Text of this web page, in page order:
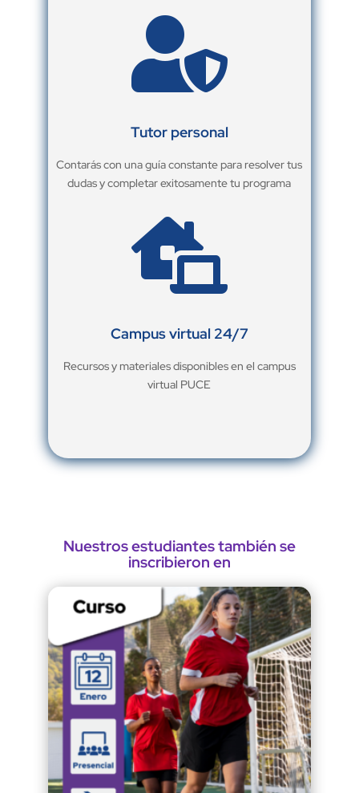

Tutor personal
Contarás con una guía constante para resolver tus
dudas y completar exitosamente tu programa

Campus virtual 24/7
Recursos y materiales disponibles en el campus
virtual PUCE
Nuestros estudiantes también se
inscribieron en